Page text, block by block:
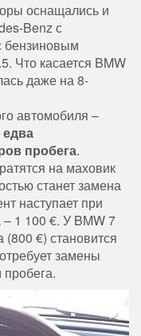
оснащались и
Benz с
бензиновым
Что касается BMW
даже на 8-
автомобиля –
пробега.
на маховик
станет замена
наступает при
1 100 €. У BMW 7
€) становится
замены